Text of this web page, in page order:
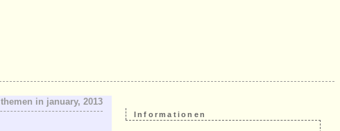
themen in january, 2013
Informationen